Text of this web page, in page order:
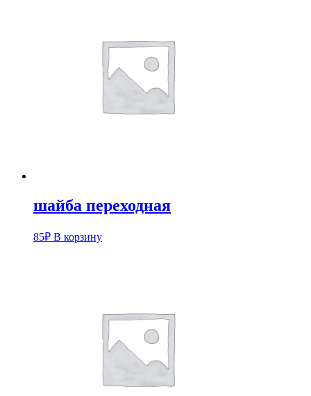
шайба переходная
85₽ В корзину